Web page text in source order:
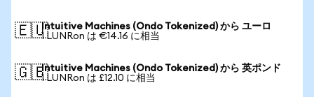
🇪🇺Intuitive Machines (Ondo Tokenized) から ユーロ
1 LUNRon は €14.16 に相当
🇬🇧Intuitive Machines (Ondo Tokenized) から 英ポンド
1 LUNRon は £12.10 に相当